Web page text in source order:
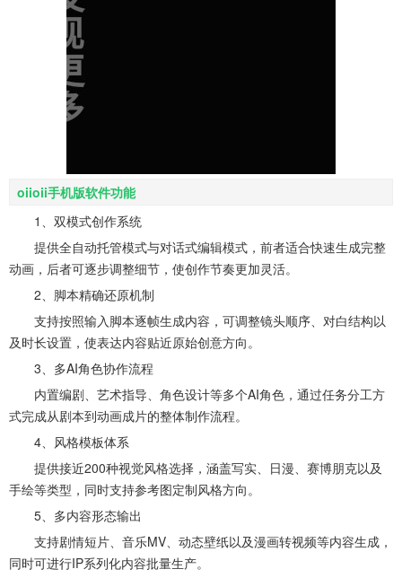
oiioii手机版软件功能
1、双模式创作系统
提供全自动托管模式与对话式编辑模式，前者适合快速生成完整
动画，后者可逐步调整细节，使创作节奏更加灵活。
2、脚本精确还原机制
支持按照输入脚本逐帧生成内容，可调整镜头顺序、对白结构以
及时长设置，使表达内容贴近原始创意方向。
3、多AI角色协作流程
内置编剧、艺术指导、角色设计等多个AI角色，通过任务分工方
式完成从剧本到动画成片的整体制作流程。
4、风格模板体系
提供接近200种视觉风格选择，涵盖写实、日漫、赛博朋克以及
手绘等类型，同时支持参考图定制风格方向。
5、多内容形态输出
支持剧情短片、音乐MV、动态壁纸以及漫画转视频等内容生成，
同时可进行IP系列化内容批量生产。